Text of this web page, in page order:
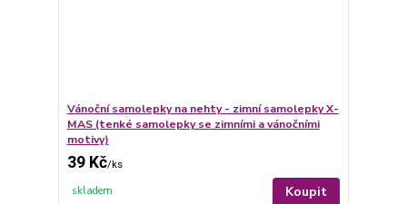
Vánoční samolepky na nehty - zimní samolepky X-
MAS (tenké samolepky se zimními a vánočními
motivy)
39 Kč/ks
skladem Koupit